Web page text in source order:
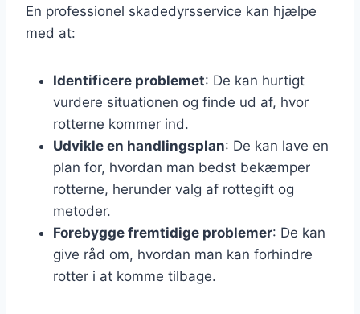
En professionel skadedyrsservice kan hjælpe
med at:
Identificere problemet: De kan hurtigt
vurdere situationen og finde ud af, hvor
rotterne kommer ind.
Udvikle en handlingsplan: De kan lave en
plan for, hvordan man bedst bekæmper
rotterne, herunder valg af rottegift og
metoder.
Forebygge fremtidige problemer: De kan
give råd om, hvordan man kan forhindre
rotter i at komme tilbage.